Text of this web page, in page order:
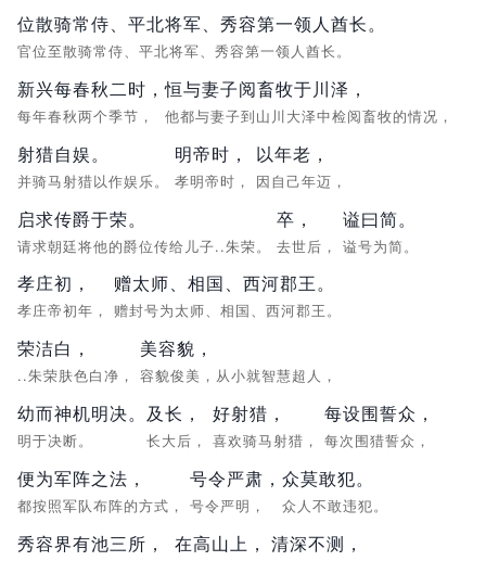
位散骑常侍、平北将军、秀容第一领人酋长。
官位至散骑常侍、平北将军、秀容第一领人酋长。
新兴每春秋二时，
每年春秋两个季节，
恒与妻子阅畜牧于川泽，
他都与妻子到山川大泽中检阅畜牧的情况，
射猎自娱。
并骑马射猎以作娱乐。
明帝时，
孝明帝时，
以年老，
因自己年迈，
启求传爵于荣。
请求朝廷将他的爵位传给儿子..朱荣。
卒，
去世后，
谥曰简。
谥号为简。
孝庄初，
孝庄帝初年，
赠太师、相国、西河郡王。
赠封号为太师、相国、西河郡王。
荣洁白，
..朱荣肤色白净，
美容貌，
容貌俊美，从小就智慧超人，
幼而神机明决。
明于决断。
及长，
长大后，
好射猎，
喜欢骑马射猎，
每设围誓众，
每次围猎誓众，
便为军阵之法，
都按照军队布阵的方式，
号令严肃，
号令严明，
众莫敢犯。
众人不敢违犯。
秀容界有池三所， 在高山上， 清深不测，